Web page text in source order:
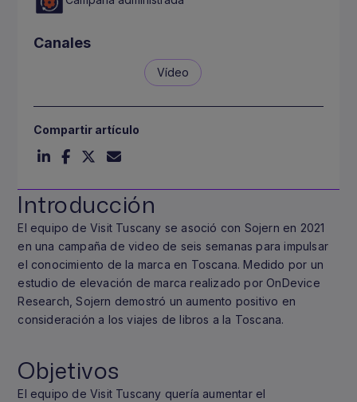
Introducción
El equipo de Visit Tuscany se asoció con Sojern en 2021
en una campaña de video de seis semanas para impulsar
el conocimiento de la marca en Toscana. Medido por un
estudio de elevación de marca realizado por OnDevice
Research, Sojern demostró un aumento positivo en
consideración a los viajes de libros a la Toscana.
Objetivos
El equipo de Visit Tuscany quería aumentar el
Canales
Vídeo
Compartir artículo